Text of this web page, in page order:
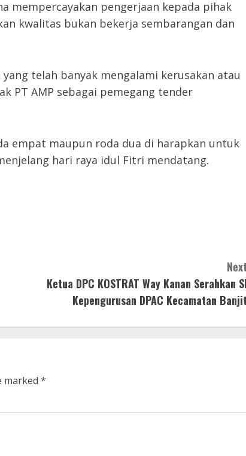
mempercayakan pengerjaan kepada pihak
kwalitas bukan bekerja sembarangan dan
telah banyak mengalami kerusakan atau
PT AMP sebagai pemegang tender
empat maupun roda dua di harapkan untuk
hari raya idul Fitri mendatang.
Ketua DPC KOSTRAT Way Kanan Serahkan
Kepengurusan DPAC Kecamatan
marked *